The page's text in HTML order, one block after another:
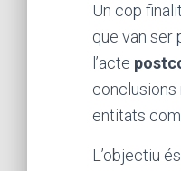
Un cop
que van ser
l’acte
conclusions
entitats
L’objectiu